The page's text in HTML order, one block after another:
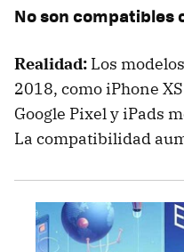
No son compatibles
Realidad: Los
2018, como iPhone
Google Pixel y iPads
La compatibilidad